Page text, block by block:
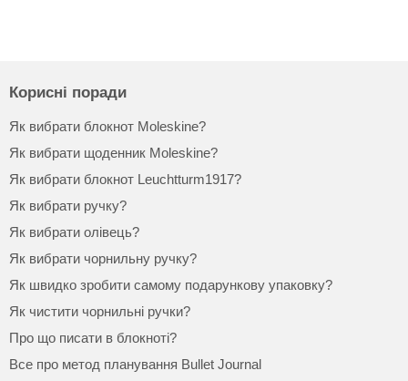
Корисні поради
Як вибрати блокнот Moleskine?
Як вибрати щоденник Moleskine?
Як вибрати блокнот Leuchtturm1917?
Як вибрати ручку?
Як вибрати олівець?
Як вибрати чорнильну ручку?
Як швидко зробити самому подарункову упаковку?
Як чистити чорнильні ручки?
Про що писати в блокноті?
Все про метод планування Bullet Journal